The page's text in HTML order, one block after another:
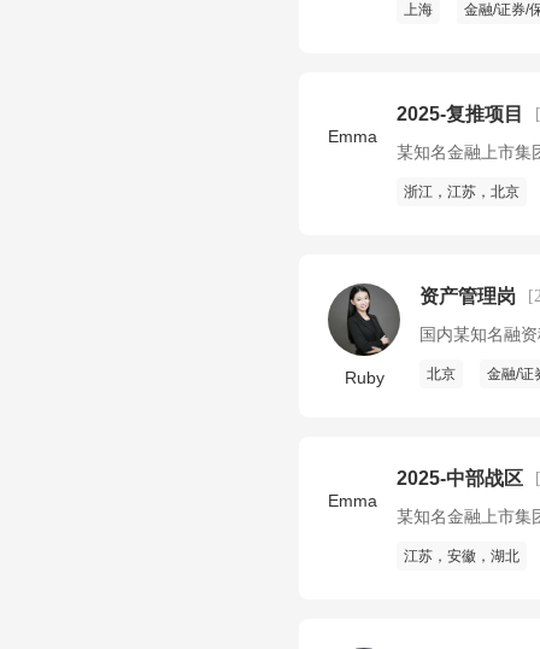
上海 金融/证券/
Emma
2025-复推项目
某知名金融上市集
浙江，江苏，北京
Ruby
资产管理岗
国内某知名融
北京 金融/证
Emma
2025-中部战区
某知名金融上市集
江苏，安徽，湖北